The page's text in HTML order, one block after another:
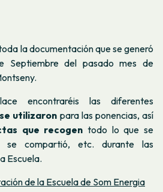
la documentación que se generó
Septiembre del pasado mes de
encontraréis las diferentes
utilizaron para las ponencias, así
que recogen todo lo que se
se compartió, etc. durante las
Escuela.
de la Escuela de Som Energia